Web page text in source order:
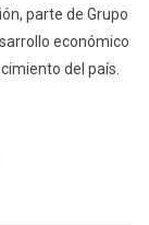
parte de Grupo
económico
del país.